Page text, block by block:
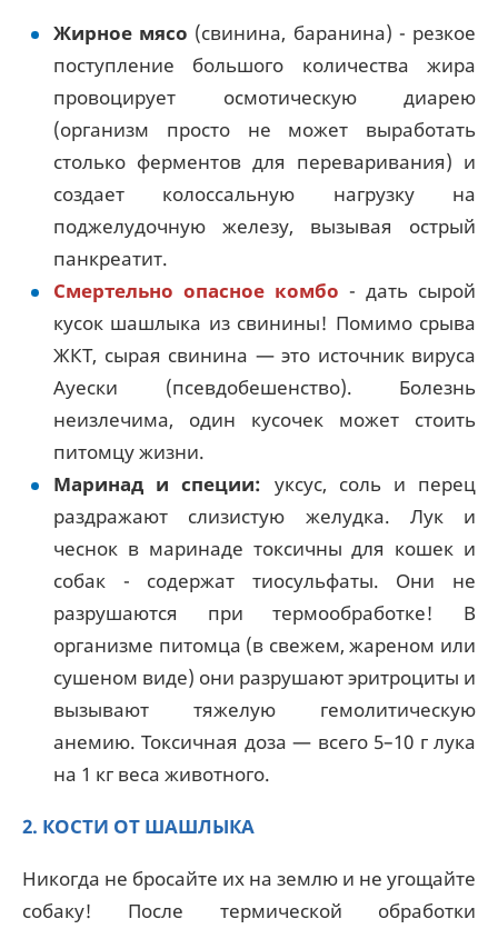
Жирное мясо (свинина, баранина) - резкое
поступление большого количества жира
провоцирует осмотическую диарею
(организм просто не может выработать
столько ферментов для переваривания) и
создает колоссальную нагрузку на
поджелудочную железу, вызывая острый
панкреатит.
Смертельно опасное комбо - дать сырой
кусок шашлыка из свинины! Помимо срыва
ЖКТ, сырая свинина — это источник вируса
Ауески (псевдобешенство). Болезнь
неизлечима, один кусочек может стоить
питомцу жизни.
Маринад и специи: уксус, соль и перец
раздражают слизистую желудка. Лук и
чеснок в маринаде токсичны для кошек и
собак - содержат тиосульфаты. Они не
разрушаются при термообработке! В
организме питомца (в свежем, жареном или
сушеном виде) они разрушают эритроциты и
вызывают тяжелую гемолитическую
анемию. Токсичная доза — всего 5–10 г лука
на 1 кг веса животного.
2. КОСТИ ОТ ШАШЛЫКА
Никогда не бросайте их на землю и не угощайте
собаку! После термической обработки